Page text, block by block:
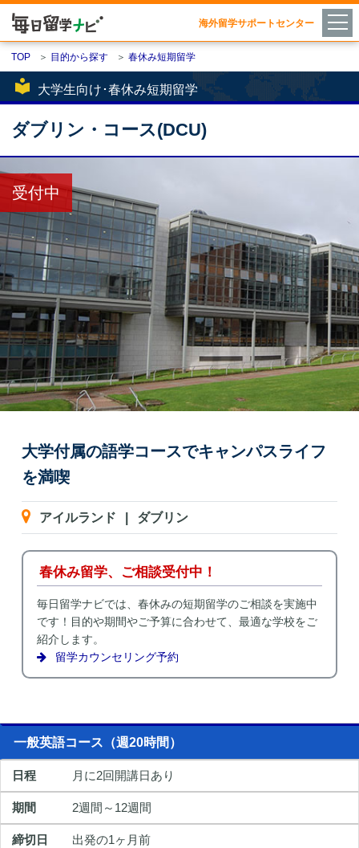
海外留学サポートセンター
TOP ＞ 目的から探す ＞ 春休み短期留学
local_library 大学生向け･春休み短期留学
ダブリン・コース(DCU)
受付中
大学付属の語学コースでキャンパスライフ
を満喫
アイルランド ダブリン
春休み留学、ご相談受付中！
毎日留学ナビでは、春休みの短期留学のご相談を実施中
です！目的や期間やご予算に合わせて、最適な学校をご
紹介します。
留学カウンセリング予約
一般英語コース（週20時間）
月に2回開講日あり
2週間～12週間
出発の1ヶ月前